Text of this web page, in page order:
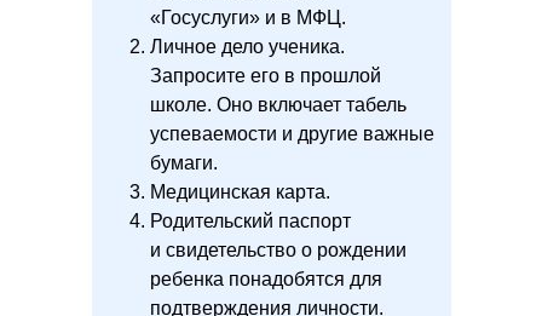
«Госуслуги» и в МФЦ.
Личное дело ученика.
Запросите его в прошлой
школе. Оно включает табель
успеваемости и другие важные
бумаги.
Медицинская карта.
Родительский паспорт
и свидетельство о рождении
ребенка понадобятся для
подтверждения личности.